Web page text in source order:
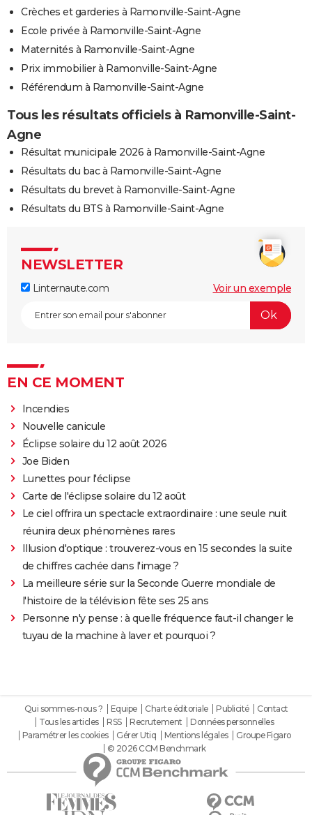
Crèches et garderies à Ramonville-Saint-Agne
Ecole privée à Ramonville-Saint-Agne
Maternités à Ramonville-Saint-Agne
Prix immobilier à Ramonville-Saint-Agne
Référendum à Ramonville-Saint-Agne
Tous les résultats officiels à Ramonville-Saint-
Agne
Résultat municipale 2026 à Ramonville-Saint-Agne
Résultats du bac à Ramonville-Saint-Agne
Résultats du brevet à Ramonville-Saint-Agne
Résultats du BTS à Ramonville-Saint-Agne
NEWSLETTER
Linternaute.com Voir un exemple
EN CE MOMENT
Incendies
Nouvelle canicule
Éclipse solaire du 12 août 2026
Joe Biden
Lunettes pour l'éclipse
Carte de l'éclipse solaire du 12 août
Le ciel offrira un spectacle extraordinaire : une seule nuit
réunira deux phénomènes rares
Illusion d'optique : trouverez-vous en 15 secondes la suite
de chiffres cachée dans l'image ?
La meilleure série sur la Seconde Guerre mondiale de
l'histoire de la télévision fête ses 25 ans
Personne n'y pense : à quelle fréquence faut-il changer le
tuyau de la machine à laver et pourquoi ?
Qui sommes-nous ? Equipe Charte éditoriale Publicité
Contact
Tous les articles
RSS Recrutement
Données personnelles
Paramétrer les cookies
Gérer Utiq Mentions légales
Groupe Figaro
© 2026 CCM Benchmark